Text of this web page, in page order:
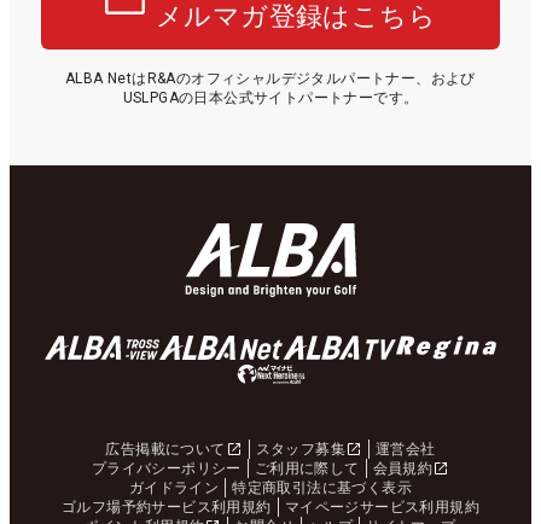
メルマガ登録はこちら
ALBA NetはR&Aのオフィシャルデジタルパートナー、および
USLPGAの日本公式サイトパートナーです。
広告掲載について スタッフ募集
運営会社
プライバシーポリシー
ご利用に際して
会員規約
ガイドライン
特定商取引法に基づく表示
ゴルフ場予約サービス利用規約
マイページサービス利用規約